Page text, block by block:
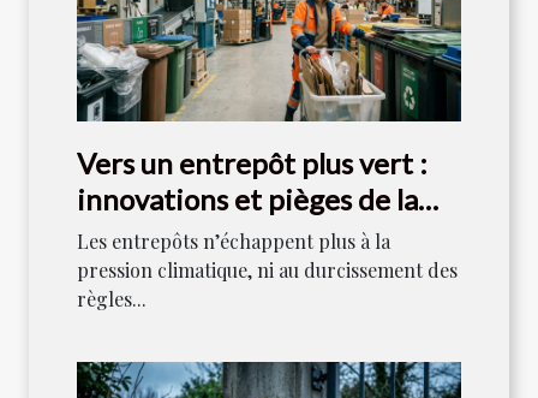
Vers un entrepôt plus vert :
innovations et pièges de la
gestion des déchets
Les entrepôts n’échappent plus à la
pression climatique, ni au durcissement des
règles...